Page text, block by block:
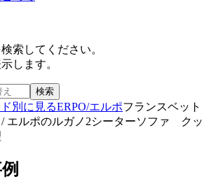
索してください。
します。
検索
別に見るERPO/エルポフランスベット
ルポのルガノ2シーターソファ クッ